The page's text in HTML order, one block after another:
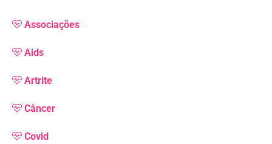
Associações
Aids
Artrite
Câncer
Covid